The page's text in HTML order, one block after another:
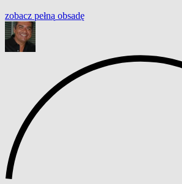
zobacz pełną obsadę